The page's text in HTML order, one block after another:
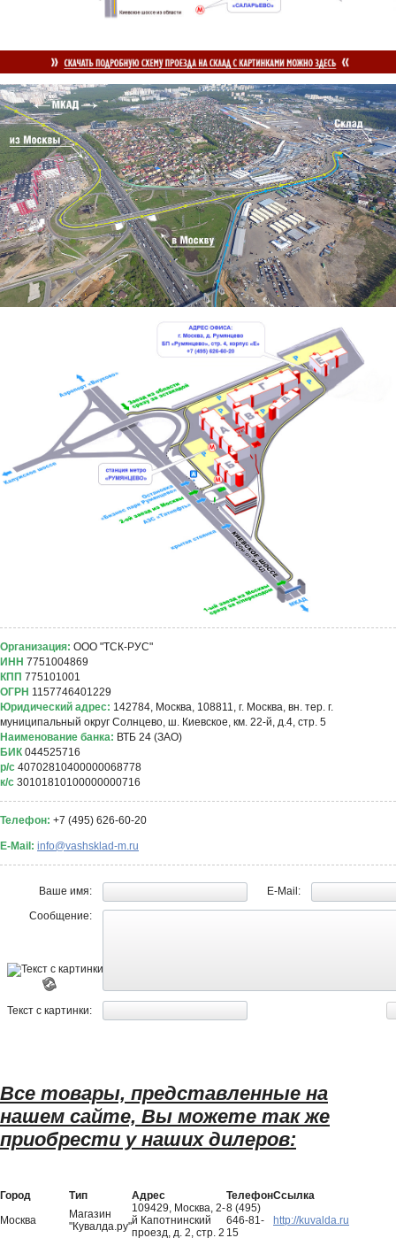
Организация: ООО "ТСК-РУС"
ИНН 7751004869
КПП 775101001
ОГРН 1157746401229
Юридический адрес: 142784, Москва, 108811, г. Москва, вн. тер. г.
муниципальный округ Солнцево, ш. Киевское, км. 22-й, д.4, стр. 5
Наименование банка: ВТБ 24 (ЗАО)
БИК 044525716
р/с 40702810400000068778
к/с 30101810100000000716
Телефон: +7 (495) 626-60-20
E-Mail: info@vashsklad-m.ru
Ваше имя:
E-Mail:
Сообщение:
Текст с картинки:
Все товары, представленные на
нашем сайте, Вы можете так же
приобрести у наших дилеров:
Город Тип Адрес ТелефонСсылка
Москва
Магазин
"Кувалда.ру"
109429, Москва, 2-
й Капотнинский
проезд, д. 2, стр. 2
8 (495)
646-81-
15
http://kuvalda.ru